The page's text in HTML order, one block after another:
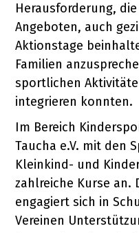
Herausforderung,
Angeboten, auch
Aktionstage
Familien
sportlichen
integrieren konnten.
Im Bereich
Taucha e.V. mit den
Kleinkind- und
zahlreiche Kurse an.
engagiert sich in
Vereinen